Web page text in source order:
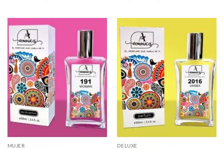
€10,00
hasta
€10,00
hasta
MUJER DELUXE